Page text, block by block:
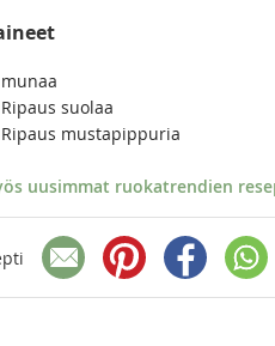
munaa
Ripaus suolaa
Ripaus mustapippuria
uusimmat ruokatrendien